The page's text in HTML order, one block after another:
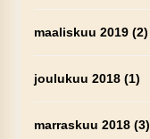
maaliskuu 2019(2)
joulukuu 2018(1)
marraskuu 2018(3)